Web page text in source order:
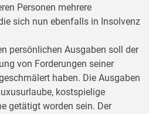
Personen mehrere
sich nun ebenfalls in Insolvenz
persönlichen Ausgaben soll der
von Forderungen seiner
haben. Die Ausgaben
kostspielige
getätigt worden sein. Der